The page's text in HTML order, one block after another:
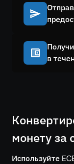
в
монету за
Используйте